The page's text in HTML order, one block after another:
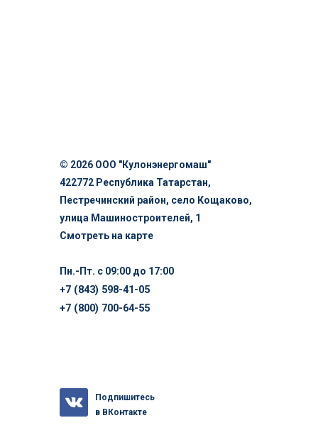
© 2026 ООО "Кулонэнергомаш"
422772 Республика Татарстан,
Пестречинский район, село Кощаково,
улица Машиностроителей, 1
Смотреть на карте
Пн.-Пт. с 09:00 до 17:00
+7 (843) 598-41-05
+7 (800) 700-64-55
Подпишитесь
в ВКонтакте